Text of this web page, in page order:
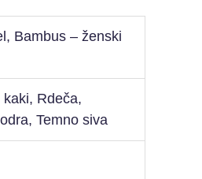
Bambus – ženski
Rdeča,
Temno siva